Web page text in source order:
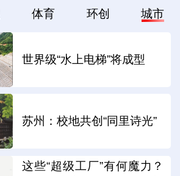
体育 环创 城市
世界级“水上电梯”将成型
苏州：校地共创“同里诗光”
这些“超级工厂”有何魔力？